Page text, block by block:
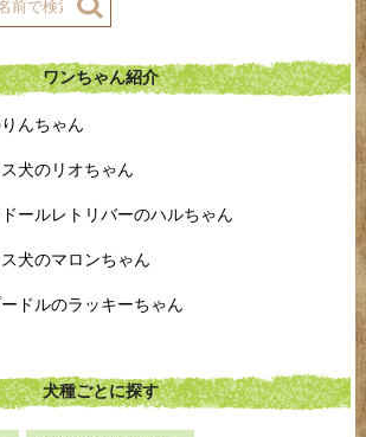
ワンちゃん紹介
んちゃん
犬のリオちゃん
ールレトリバーのハルちゃん
犬のマロンちゃん
ドルのラッキーちゃん
犬種ごとに探す